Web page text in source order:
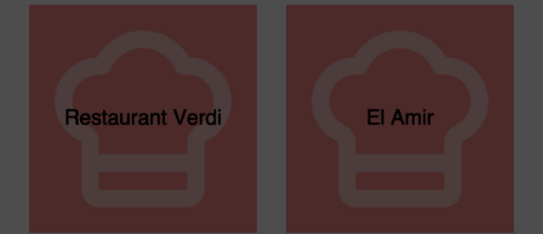
Genuss für die ganze
mediterrane Küche in